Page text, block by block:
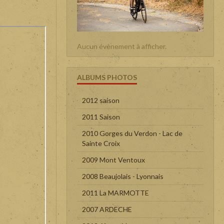
Aucun évènement à afficher.
ALBUMS PHOTOS
2012 saison
2011 Saison
2010 Gorges du Verdon - Lac de
Sainte Croix
2009 Mont Ventoux
2008 Beaujolais - Lyonnais
2011 La MARMOTTE
2007 ARDECHE